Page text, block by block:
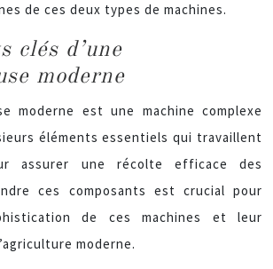
de ces deux types de machines.
clés d’une
moderne
moderne est une machine complexe
éléments essentiels qui travaillent
assurer une récolte efficace des
ces composants est crucial pour
de ces machines et leur
moderne.